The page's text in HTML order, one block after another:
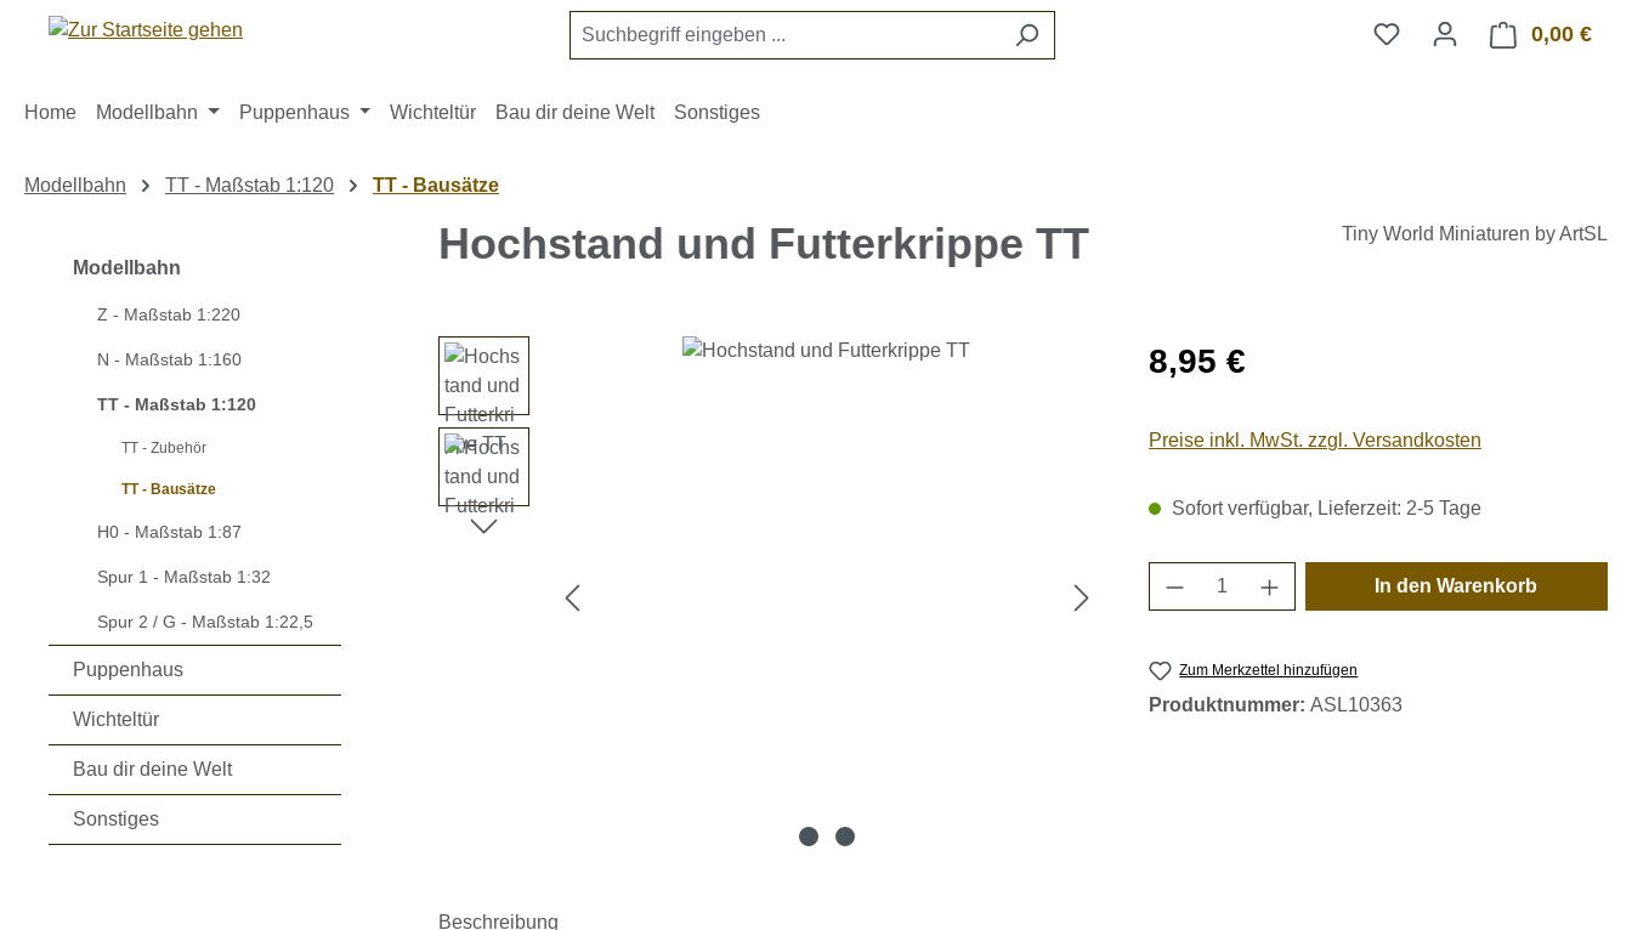
Hauptinhalt springen
Zur Suche springen
Zur Hauptnavigation springen 0,00 €
Home Modellbahn Puppenhaus Wichteltür Bau dir deine Welt Sonstiges
Modellbahn TT - Maßstab 1:120 TT - Bausätze
Modellbahn
Z - Maßstab 1:220
N - Maßstab 1:160
TT - Maßstab 1:120
TT - Zubehör
TT - Bausätze
H0 - Maßstab 1:87
Spur 1 - Maßstab 1:32
Spur 2 / G - Maßstab 1:22,5
Puppenhaus
Wichteltür
Bau dir deine Welt
Sonstiges
Hochstand und Futterkrippe TT Tiny World Miniaturen by ArtSL
Bildergalerie überspringen Regulärer Preis:
8,95 €
Preise inkl. MwSt. zzgl. Versandkosten
Sofort verfügbar, Lieferzeit: 2-5 Tage
Produkt Anzahl: Gib den
In den Warenkorb
Zum Merkzettel hinzufügen
Produktnummer:ASL10363
Beschreibung